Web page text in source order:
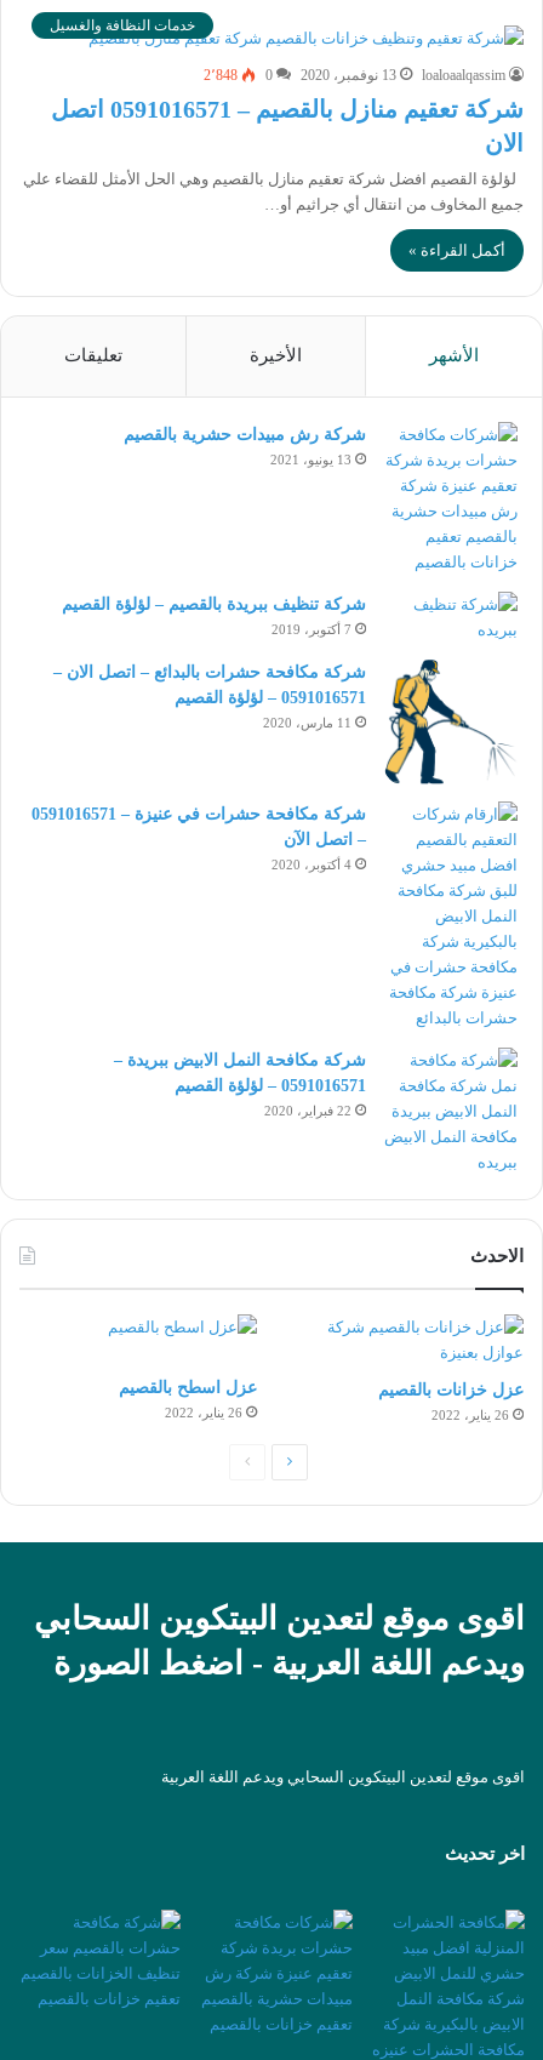
خدمات النظافة والغسيل
loaloaalqassim 13 نوفمبر، 2020 0 2٬848
شركة تعقيم منازل بالقصيم – 0591016571 اتصل
الان
لؤلؤة القصيم افضل شركة تعقيم منازل بالقصيم وهي الحل الأمثل للقضاء علي
جميع المخاوف من انتقال أي جراثيم أو…
أكمل القراءة »
الأشهر الأخيرة تعليقات
شركة رش مبيدات حشرية بالقصيم
13 يونيو، 2021
شركة تنظيف ببريدة بالقصيم – لؤلؤة القصيم
7 أكتوبر، 2019
شركة مكافحة حشرات بالبدائع – اتصل الان –
0591016571 – لؤلؤة القصيم
11 مارس، 2020
شركة مكافحة حشرات في عنيزة – 0591016571
– اتصل الآن
4 أكتوبر، 2020
شركة مكافحة النمل الابيض ببريدة –
0591016571 – لؤلؤة القصيم
22 فبراير، 2020
الاحدث
عزل خزانات بالقصيم
26 يناير، 2022
عزل اسطح بالقصيم
26 يناير، 2022
الصفحةالصفحة
اقوى موقع لتعدين البيتكوين السحابي
ويدعم اللغة العربية - اضغط الصورة
اقوى موقع لتعدين البيتكوين السحابي ويدعم اللغة العربية
اخر تحديث